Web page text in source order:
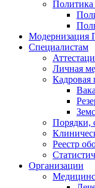
Политика
Модернизация
Специалистам
Личная
Кадровая
Порядки,
Реестр
Организации